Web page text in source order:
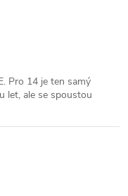
Pro 14 je ten samý
let, ale se spoustou